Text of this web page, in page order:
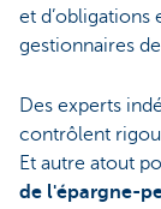
et d’obligations
gestionnaires
Des experts
contrôlent
Et autre atout
de l'épargne-